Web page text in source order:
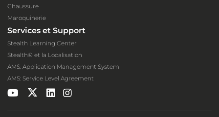
Chaussure
Maroquinerie
Services et Support
Stealth Learning Center
Stealth® et la Localisation
AMS: Application Management System
AMS: Service Level Agreement